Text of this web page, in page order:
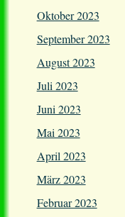
Oktober 2023
September 2023
August 2023
Juli 2023
Juni 2023
Mai 2023
April 2023
März 2023
Februar 2023